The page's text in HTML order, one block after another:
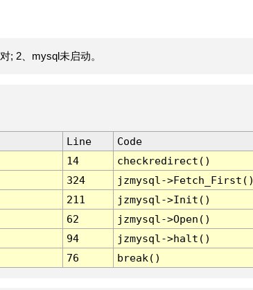
; 2、mysql未启动。
Line
Code
14
checkredirect()
324
jzmysql-
211
jzmysql->Init()
62
jzmysql->Open()
94
jzmysql->halt()
76 break()